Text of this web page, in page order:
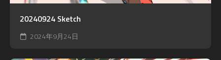
20240924 Sketch
2024年9月24日